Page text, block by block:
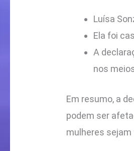
Luísa
Ela foi
A
nos
Em resumo, a
podem ser
mulheres